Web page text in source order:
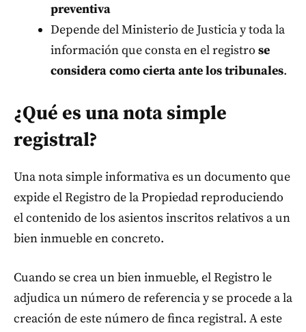
preventiva
Depende del Ministerio de Justicia y toda la
información que consta en el registro se
considera como cierta ante los tribunales.
¿Qué es una nota simple
registral?
Una nota simple informativa es un documento que
expide el Registro de la Propiedad reproduciendo
el contenido de los asientos inscritos relativos a un
bien inmueble en concreto.
Cuando se crea un bien inmueble, el Registro le
adjudica un número de referencia y se procede a la
creación de este número de finca registral. A este